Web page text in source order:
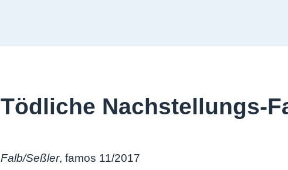
Tödliche Nachstellungs-
Falb/Seßler, famos 11/2017